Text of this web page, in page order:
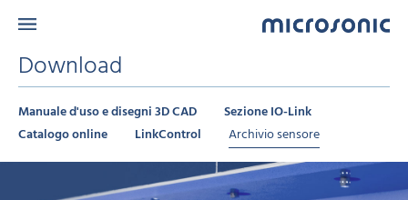
Download
Manuale d'uso e disegni 3D CAD
Sezione IO-Link
Catalogo online
LinkControl Archivio sensore